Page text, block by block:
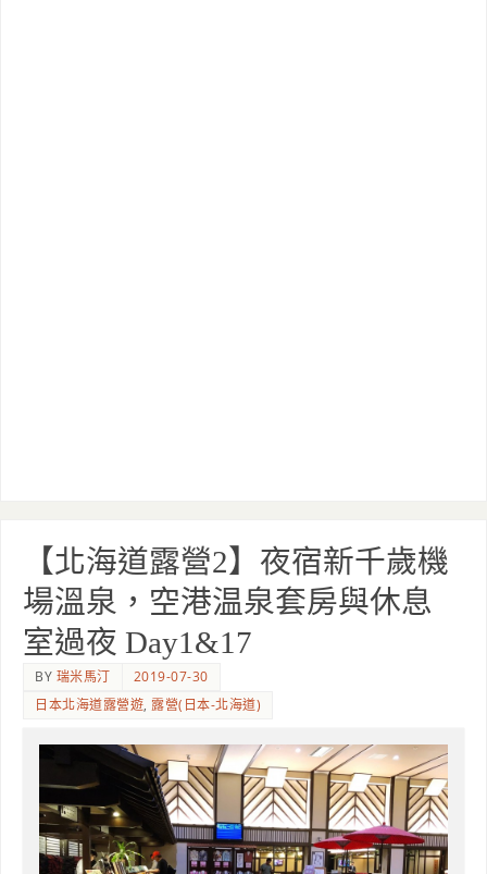
【北海道露營2】夜宿新千歲機
場溫泉，空港温泉套房與休息
室過夜 Day1&17
BY 瑞米馬汀
2019-07-30
日本北海道露營遊,露營(日本-北海道)